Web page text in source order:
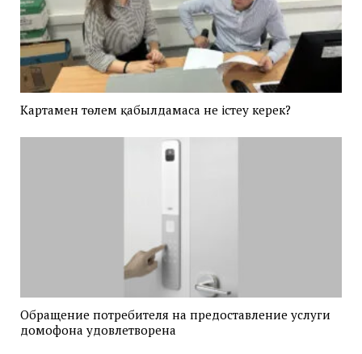
Картамен төлем қабылдамаса не істеу керек?
Обращение потребителя на предоставление услуги
домофона удовлетворена